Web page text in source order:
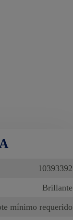
10393392
Brillante
mínimo requerido